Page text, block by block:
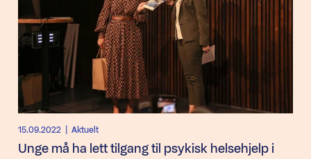
15.09.2022 | Aktuelt
Unge må ha lett tilgang til psykisk helsehjelp i